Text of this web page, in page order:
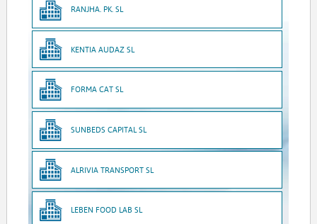
RANJHA. PK. SL
KENTIA AUDAZ SL
FORMA CAT SL
SUNBEDS CAPITAL SL
ALRIVIA TRANSPORT SL
LEBEN FOOD LAB SL